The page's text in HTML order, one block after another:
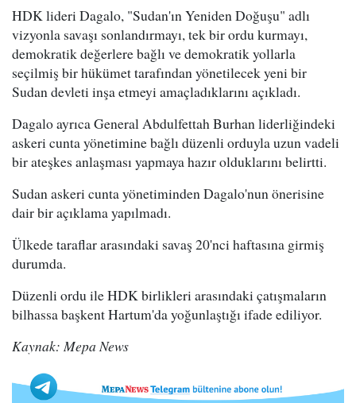
HDK lideri Dagalo, "Sudan'ın Yeniden Doğuşu" adlı
vizyonla savaşı sonlandırmayı, tek bir ordu kurmayı,
demokratik değerlere bağlı ve demokratik yollarla
seçilmiş bir hükümet tarafından yönetilecek yeni bir
Sudan devleti inşa etmeyi amaçladıklarını açıkladı.
Dagalo ayrıca General Abdulfettah Burhan liderliğindeki
askeri cunta yönetimine bağlı düzenli orduyla uzun vadeli
bir ateşkes anlaşması yapmaya hazır olduklarını belirtti.
Sudan askeri cunta yönetiminden Dagalo'nun önerisine
dair bir açıklama yapılmadı.
Ülkede taraflar arasındaki savaş 20'nci haftasına girmiş
durumda.
Düzenli ordu ile HDK birlikleri arasındaki çatışmaların
bilhassa başkent Hartum'da yoğunlaştığı ifade ediliyor.
Kaynak: Mepa News